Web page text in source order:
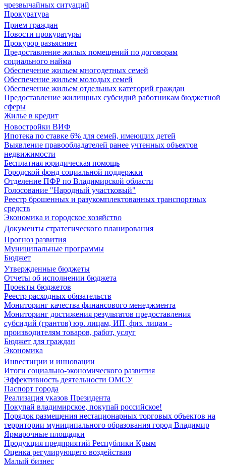
чрезвычайных ситуаций
Прокуратура
Прием граждан
Новости прокуратуры
Прокурор разъясняет
Предоставление жилых помещений по договорам
социального найма
Обеспечение жильем многодетных семей
Обеспечение жильем молодых семей
Обеспечение жильем отдельных категорий граждан
Предоставление жилищных субсидий работникам бюджетной
сферы
Жилье в кредит
Новостройки ВИФ
Ипотека по ставке 6% для семей, имеющих детей
Выявление правообладателей ранее учтенных объектов
недвижимости
Бесплатная юридическая помощь
Городской фонд социальной поддержки
Отделение ПФР по Владимирской области
Голосование "Народный участковый"
Реестр брошенных и разукомплектованных транспортных
средств
Экономика и городское хозяйство
Документы стратегического планирования
Прогноз развития
Муниципальные программы
Бюджет
Утвержденные бюджеты
Отчеты об исполнении бюджета
Проекты бюджетов
Реестр расходных обязательств
Мониторинг качества финансового менеджмента
Мониторинг достижения результатов предоставления
субсидий (грантов) юр. лицам, ИП, физ. лицам -
производителям товаров, работ, услуг
Бюджет для граждан
Экономика
Инвестиции и инновации
Итоги социально-экономического развития
Эффективность деятельности ОМСУ
Паспорт города
Реализация указов Президента
Покупай владимирское, покупай российское!
Порядок размещения нестационарных торговых объектов на
территории муниципального образования город Владимир
Ярмарочные площадки
Продукция предприятий Республики Крым
Оценка регулирующего воздействия
Малый бизнес